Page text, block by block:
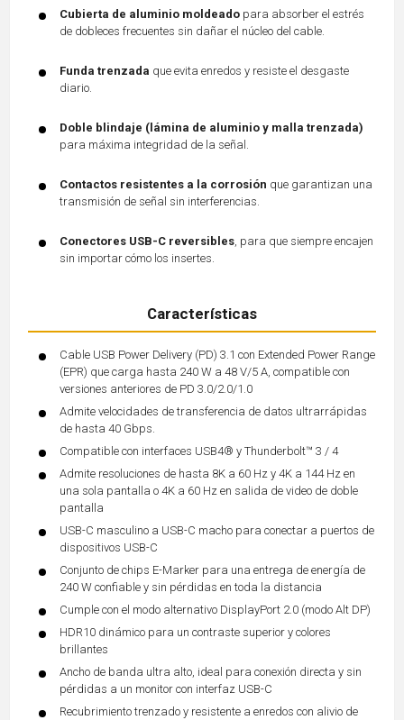
Cubierta de aluminio moldeado para absorber el estrés
de dobleces frecuentes sin dañar el núcleo del cable.
Funda trenzada que evita enredos y resiste el desgaste
diario.
Doble blindaje (lámina de aluminio y malla trenzada)
para máxima integridad de la señal.
Contactos resistentes a la corrosión que garantizan una
transmisión de señal sin interferencias.
Conectores USB-C reversibles , para que siempre encajen
sin importar cómo los insertes.
Características
Cable USB Power Delivery (PD) 3.1 con Extended Power Range
(EPR) que carga hasta 240 W a 48 V/5 A, compatible con
versiones anteriores de PD 3.0/2.0/1.0
Admite velocidades de transferencia de datos ultrarrápidas
de hasta 40 Gbps.
Compatible con interfaces USB4® y Thunderbolt™ 3 / 4
Admite resoluciones de hasta 8K a 60 Hz y 4K a 144 Hz en
una sola pantalla o 4K a 60 Hz en salida de video de doble
pantalla
USB-C masculino a USB-C macho para conectar a puertos de
dispositivos USB-C
Conjunto de chips E-Marker para una entrega de energía de
240 W confiable y sin pérdidas en toda la distancia
Cumple con el modo alternativo DisplayPort 2.0 (modo Alt DP)
HDR10 dinámico para un contraste superior y colores
brillantes
Ancho de banda ultra alto, ideal para conexión directa y sin
pérdidas a un monitor con interfaz USB-C
Recubrimiento trenzado y resistente a enredos con alivio de